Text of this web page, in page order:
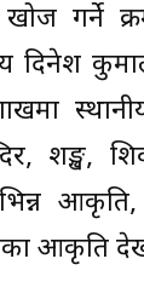
गर्ने
दिनेश
शङ्ख,
आकृति,
आकृति